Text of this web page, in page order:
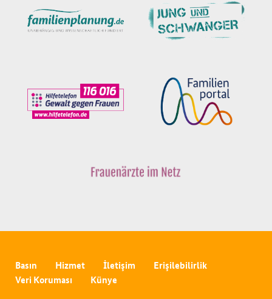
Basın Hizmet İletişim
Erişilebilirlik
Veri Koruması
Künye